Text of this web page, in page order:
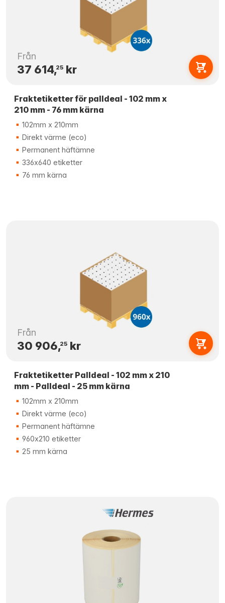
Från
37 614,25kr
Fraktetiketter för palldeal - 102 mm x
210 mm - 76 mm kärna
102mm x 210mm
Direkt värme (eco)
Permanent häftämne
336x640 etiketter
76 mm kärna
Från
30 906,25kr
Fraktetiketter Palldeal - 102 mm x 210
mm - Palldeal - 25 mm kärna
102mm x 210mm
Direkt värme (eco)
Permanent häftämne
960x210 etiketter
25 mm kärna